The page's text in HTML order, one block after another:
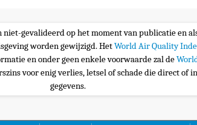
gevalideerd op het moment van publicatie en
worden gewijzigd. HetWorld Air Quality
en onder geen enkele voorwaarde zal de
voor enig verlies, letsel of schade die direct of
gegevens.